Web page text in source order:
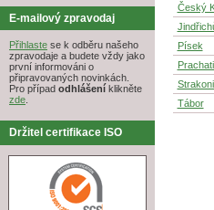
E-mailový zpravodaj
Přihlaste se k odběru našeho
zpravodaje a budete vždy jako
první informováni o
připravovaných novinkách.
Pro případ odhlášení klikněte
zde.
Držitel certifikace ISO
Český
Písek
Tábor